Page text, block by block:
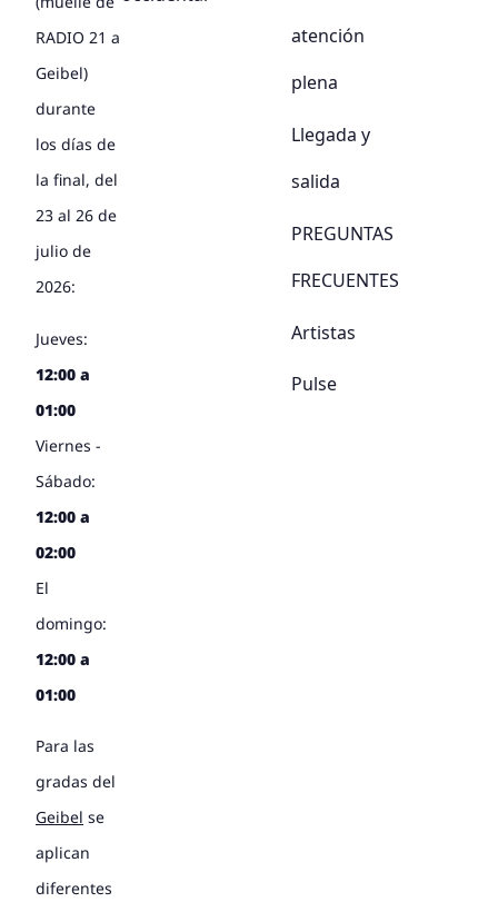
RADIO 21 a
Geibel)
durante
los días de
la final, del
23 al 26 de
julio de
2026:
Jueves:
12:00 a
01:00
Viernes -
Sábado:
12:00 a
02:00
El
domingo:
12:00 a
01:00
Para las
gradas del
Geibel se
aplican
diferentes
atención
plena
Llegada y
salida
PREGUNTAS
FRECUENTES
Artistas
Pulse